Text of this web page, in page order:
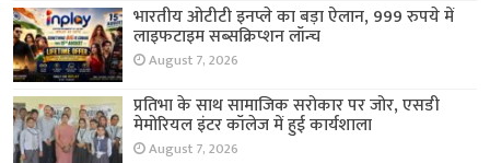
भारतीय ओटीटी इनप्ले का बड़ा ऐलान, 999 रुपये में
लाइफटाइम सब्सक्रिप्शन लॉन्च
August 7, 2026
प्रतिभा के साथ सामाजिक सरोकार पर जोर, एसडी
मेमोरियल इंटर कॉलेज में हुई कार्यशाला
August 7, 2026